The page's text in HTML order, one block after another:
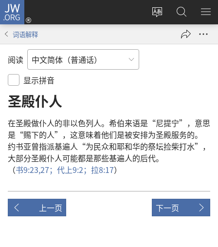
JW.ORG
更
登
录
（打
搜
索
JW.ORG
显
词语解释
阅读
显示拼音
圣殿仆人
在圣殿做仆人的非以色列人。 希伯来语是 “尼提宁”， 意思
是 “赐下的人”， 这意味着他们是被安排为圣殿服务的。
约书亚曾指派基遍人 “为民众和耶和华的祭坛捡柴打水”，
大部分圣殿仆人可能都是那些基遍人的后代。
（书9:23,27； 代上9:2； 拉8:17）
上一页 下一页